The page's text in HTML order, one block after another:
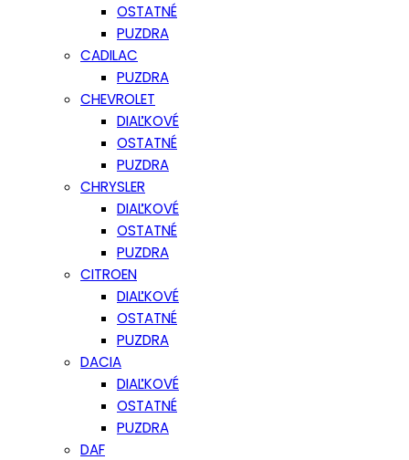
OSTATNÉ
PUZDRA
CADILAC
PUZDRA
CHEVROLET
DIAĽKOVÉ
OSTATNÉ
PUZDRA
CHRYSLER
DIAĽKOVÉ
OSTATNÉ
PUZDRA
CITROEN
DIAĽKOVÉ
OSTATNÉ
PUZDRA
DACIA
DIAĽKOVÉ
OSTATNÉ
PUZDRA
DAF